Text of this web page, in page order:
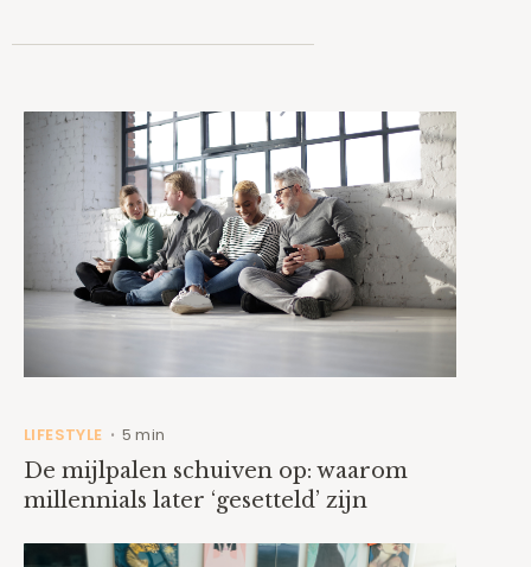
LIFESTYLE • 5 min
De mijlpalen schuiven op: waarom
millennials later ‘gesetteld’ zijn